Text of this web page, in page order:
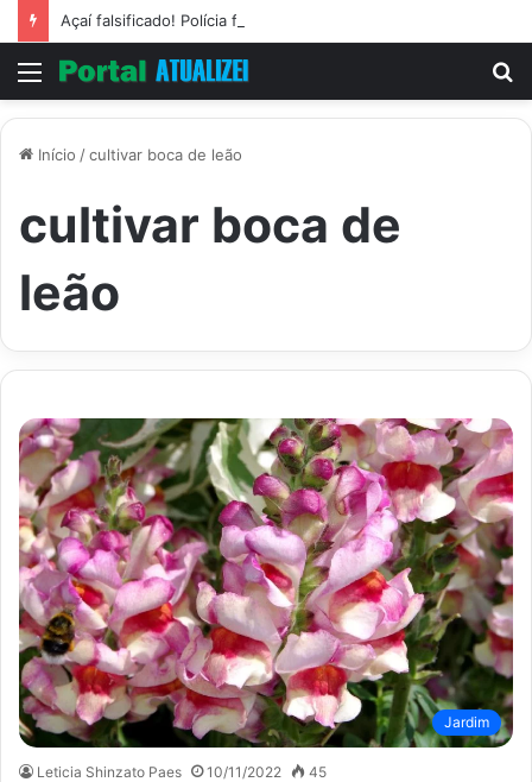
Açaí falsificado! Polícia fecha fábrica em Várzea Grande
Menu
Início /cultivar boca de leão
cultivar boca de
leão
Jardim
Leticia Shinzato Paes 10/11/2022 45